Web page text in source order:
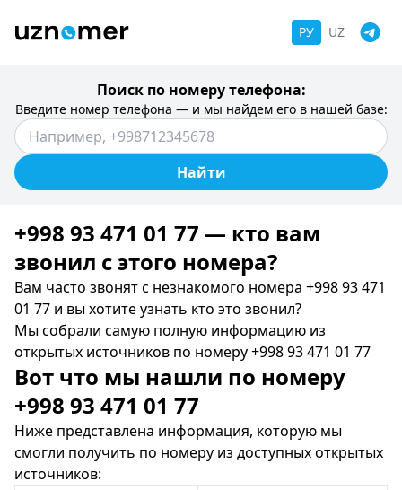
РУ UZ
Поиск по номеру телефона:
Введите номер телефона — и мы найдем его в нашей базе:
Найти
+998 93 471 01 77 — кто вам
звонил c этого номера?
Вам часто звонят с незнакомого номера +998 93 471
01 77 и вы хотите узнать кто это звонил?
Мы собрали самую полную информацию из
открытых источников по номеру +998 93 471 01 77
Вот что мы нашли по номеру
+998 93 471 01 77
Ниже представлена информация, которую мы
смогли получить по номеру из доступных открытых
источников: